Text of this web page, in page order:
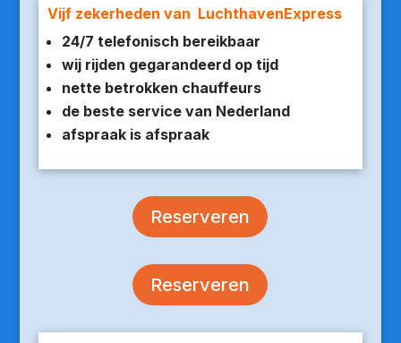
Vijf zekerheden van LuchthavenExpress
24/7 telefonisch bereikbaar
wij rijden gegarandeerd op tijd
nette betrokken chauffeurs
de beste service van Nederland
afspraak is afspraak
Reserveren
Reserveren